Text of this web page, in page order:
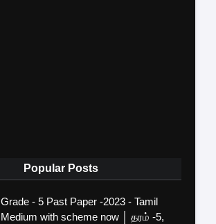
Popular Posts
Grade - 5 Past Paper -2023 - Tamil
Medium with scheme now │ தரம் -5,